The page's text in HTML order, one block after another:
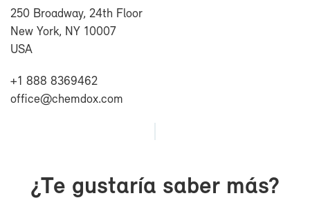
250 Broad­way, 24th Floor
New York, NY 10007
USA
+1 888 8369462
of­fi­ce@chem­dox.com
¿Te gus­ta­ría sa­ber más?